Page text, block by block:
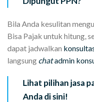
Bila Anda kesulitan
Bisa Pajak untuk hitung,
dapat jadwalkan
langsung chatadmin
Lihat pilihan jasa
Anda di sini!